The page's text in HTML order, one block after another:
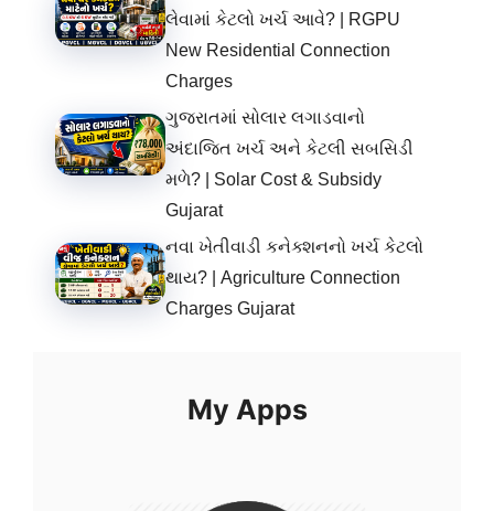
લેવામાં કેટલો ખર્ચ આવે? | RGPU
New Residential Connection
Charges
ગુજરાતમાં સોલાર લગાડવાનો
અંદાજિત ખર્ચ અને કેટલી સબસિડી
મળે? | Solar Cost & Subsidy
Gujarat
નવા ખેતીવાડી કનેક્શનનો ખર્ચ કેટલો
થાય? | Agriculture Connection
Charges Gujarat
My Apps